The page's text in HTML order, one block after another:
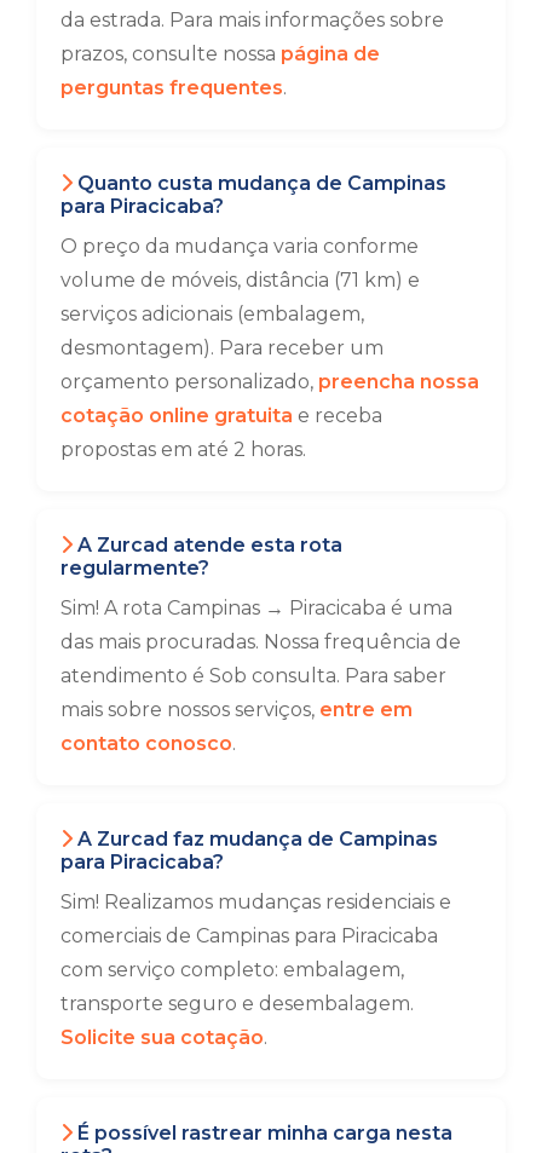
da estrada. Para mais informações sobre
prazos, consulte nossa página de
perguntas frequentes.
Quanto custa mudança de Campinas
para Piracicaba?
O preço da mudança varia conforme
volume de móveis, distância (71 km) e
serviços adicionais (embalagem,
desmontagem). Para receber um
orçamento personalizado, preencha nossa
cotação online gratuita e receba
propostas em até 2 horas.
A Zurcad atende esta rota
regularmente?
Sim! A rota Campinas → Piracicaba é uma
das mais procuradas. Nossa frequência de
atendimento é Sob consulta. Para saber
mais sobre nossos serviços, entre em
contato conosco.
A Zurcad faz mudança de Campinas
para Piracicaba?
Sim! Realizamos mudanças residenciais e
comerciais de Campinas para Piracicaba
com serviço completo: embalagem,
transporte seguro e desembalagem.
Solicite sua cotação.
É possível rastrear minha carga nesta